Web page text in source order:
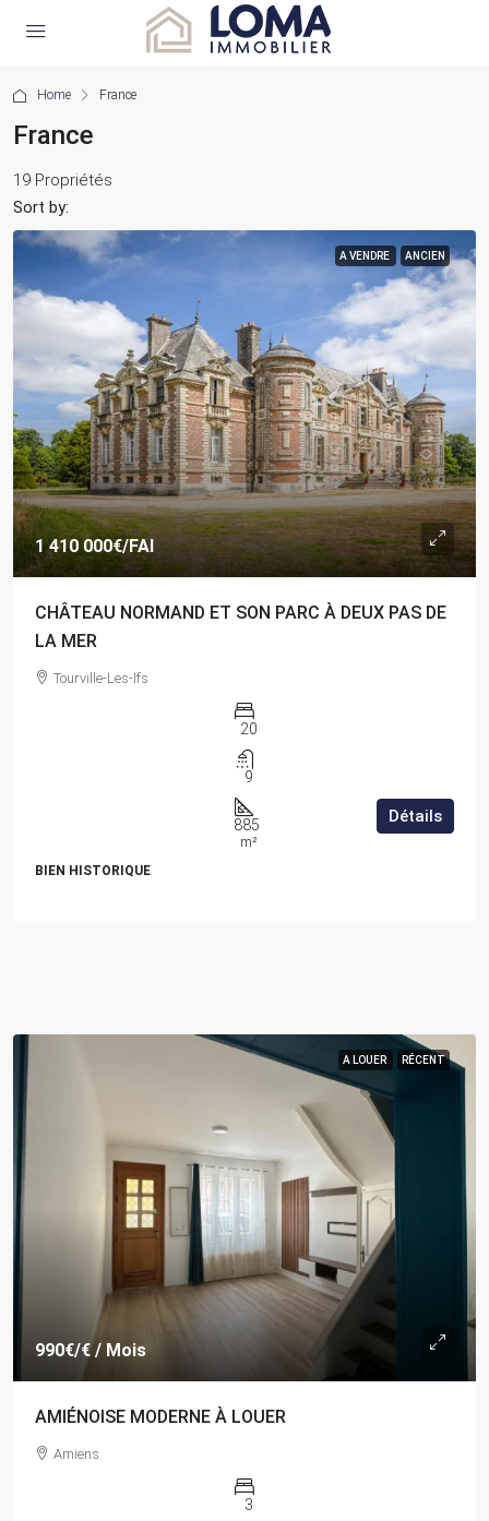
Home France
France
19 Propriétés
Sort by:
A VENDRE ANCIEN
1 410 000€/FAI
CHÂTEAU NORMAND ET SON PARC À DEUX PAS DE
LA MER
Tourville-Les-Ifs
20
9
885
m²
BIEN HISTORIQUE
Détails
A LOUER RÉCENT
990€/€ / Mois
AMIÉNOISE MODERNE À LOUER
Amiens
3